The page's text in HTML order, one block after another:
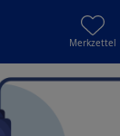
Merkzettel